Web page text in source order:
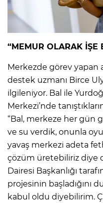
“MEMUR OLARAK İŞE
Merkezde görev yapan
destek uzmanı Birce
ilgileniyor. Bal ile
Merkezi’nde
“Bal, merkeze her gün
ve su verdik, onunla
yavaş merkezi adeta
çözüm üretebiliriz diye
Dairesi Başkanlığı
projesinin başladığını
kabul oldu diyebilirim.